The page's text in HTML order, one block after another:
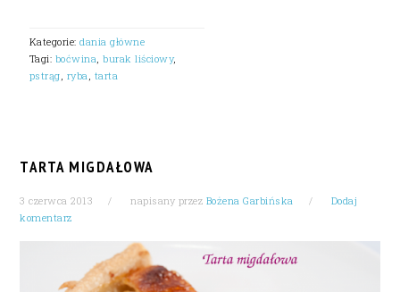
Kategorie:dania główne
Tagi: boćwina,burak liściowy,
pstrąg, ryba, tarta
TARTA MIGDAŁOWA
3 czerwca 2013 napisany przez Bożena Garbińska
Dodaj
komentarz